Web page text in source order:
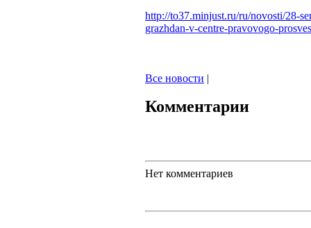
http://to37.minjust.ru/ru/novosti/28-
grazhdan-v-centre-pravovogo-
Все новости |
Комментарии
Нет комментариев